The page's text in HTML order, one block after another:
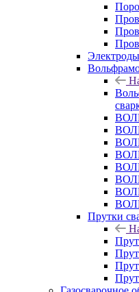
Электроды
Прутки